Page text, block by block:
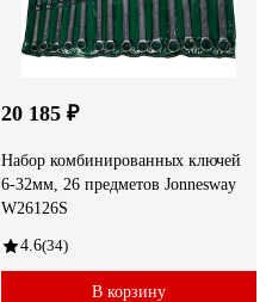
20 185 ₽
Набор комбинированных ключей
6-32мм, 26 предметов Jonnesway
W26126S
4.6(34)
В корзину